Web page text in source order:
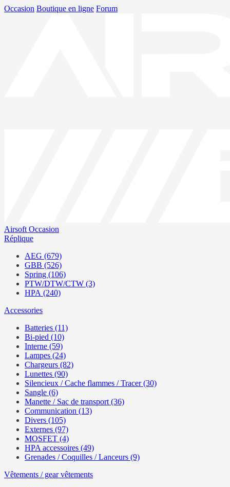
Occasion Boutique en ligne Forum
Airsoft Occasion
Réplique
AEG (679)
GBB (526)
Spring (106)
PTW/DTW/CTW (3)
HPA (240)
Accessories
Batteries (11)
Bi-pied (10)
Interne (59)
Lampes (24)
Chargeurs (82)
Lunettes (90)
Silencieux / Cache flammes / Tracer (30)
Sangle (6)
Manette / Sac de transport (36)
Communication (13)
Divers (105)
Externes (97)
MOSFET (4)
HPA accessoires (49)
Grenades / Coquilles / Lanceurs (9)
Vêtements / gear vêtements